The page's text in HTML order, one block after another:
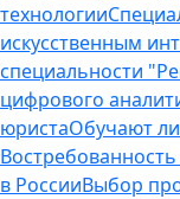
технологии
искусственным
специальности
цифрового
юристаОбучают ли
в РоссииВыбор